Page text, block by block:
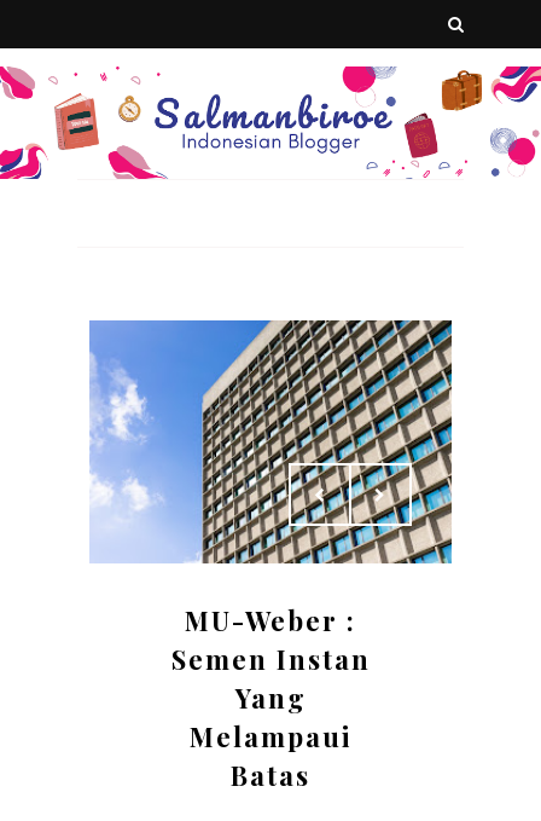
MU-Weber :
Semen Instan
Yang
Melampaui
Batas